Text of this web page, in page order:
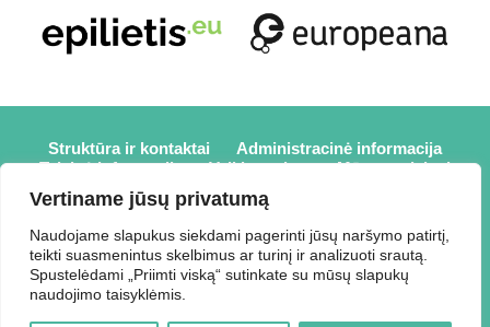
Vertiname jūsų privatumą
Naudojame slapukus siekdami pagerinti jūsų naršymo patirtį,
teikti suasmenintus skelbimus ar turinį ir analizuoti srautą.
Spustelėdami „Priimti viską“ sutinkate su mūsų slapukų
naudojimo taisyklėmis.
Struktūra ir kontaktai
Administracinė informacija
Teisinė informacija
Veiklos sritys
Mūsų projektai
Karjera
Partneriai
Prisijungti
2026 © Elektrėnų savivaldybės viešoji biblioteka,
Savivaldybės biudžetinė įstaiga, Draugystės g. 2, LT-26110
Elektrėnai, tel.: +370 648 80 788, el.p.: